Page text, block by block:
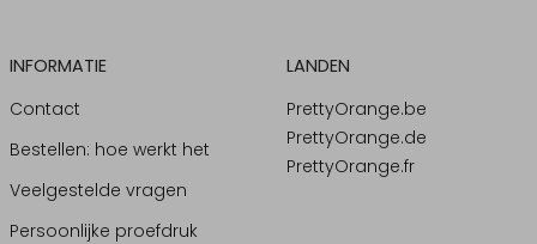
INFORMATIE
Contact
Bestellen: hoe werkt het
Veelgestelde vragen
Persoonlijke proefdruk
LANDEN
PrettyOrange.be
PrettyOrange.de
PrettyOrange.fr